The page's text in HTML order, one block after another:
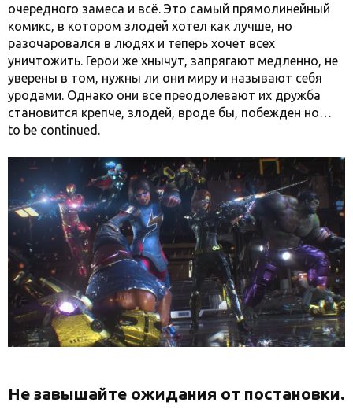
очередного замеса и всё. Это самый прямолинейный
комикс, в котором злодей хотел как лучше, но
разочаровался в людях и теперь хочет всех
уничтожить. Герои же хнычут, запрягают медленно, не
уверены в том, нужны ли они миру и называют себя
уродами. Однако они все преодолевают их дружба
становится крепче, злодей, вроде бы, побежден но…
to be continued.
Не завышайте ожидания от постановки.